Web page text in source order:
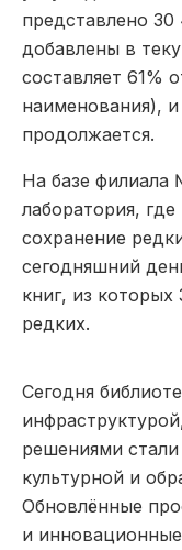
представлено 30
добавлены в
составляет 61%
наименования),
продолжается.
На базе филиала
лаборатория,
сохранение
сегодняшний
книг, из которых
редких.
Сегодня
решениями
культурной и
Обновлённые
и